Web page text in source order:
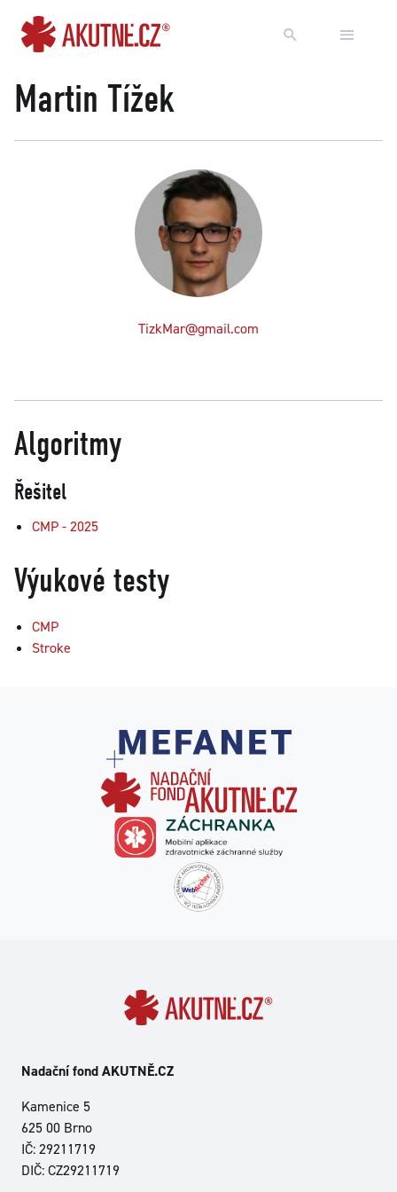
Martin Tížek
TizkMar@gmail.com
Algoritmy
Řešitel
CMP - 2025
Výukové testy
CMP
Stroke
Nadační fond AKUTNĚ.CZ
Kamenice 5
625 00 Brno
IČ: 29211719
DIČ: CZ29211719